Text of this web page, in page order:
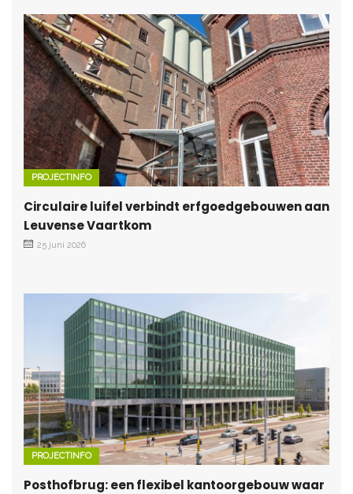
PROJECTINFO
Circulaire luifel verbindt erfgoedgebouwen aan
Leuvense Vaartkom
25 juni 2026
PROJECTINFO
Posthofbrug: een flexibel kantoorgebouw waar